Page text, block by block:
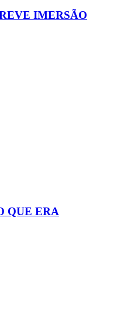
IMERSÃO
QUE ERA